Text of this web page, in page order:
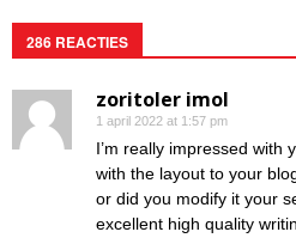
286 REACTIES
zoritoler imol
1 april 2022 at 1:57 pm
I’m really impressed with
with the layout to your
or did you modify it your
excellent high quality